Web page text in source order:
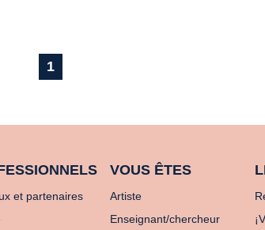
1
et partenaires
VOUS ÊTES
Artiste
Enseignant/chercheur